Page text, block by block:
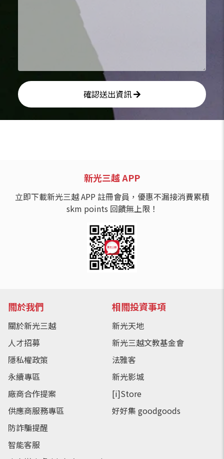
確認送出資訊
新光三越 APP
立即下載新光三越 APP 註冊會員，優惠不漏接消費累積
skm points 回饋無上限！
關於我們
關於新光三越
人才招募
隱私權政策
永續專區
廠商合作提案
供應商服務專區
防詐騙提醒
智能客服
相關投資事項
新光天地
新光三越文教基金會
法雅客
新光影城
[i]Store
好好集 goodgoods